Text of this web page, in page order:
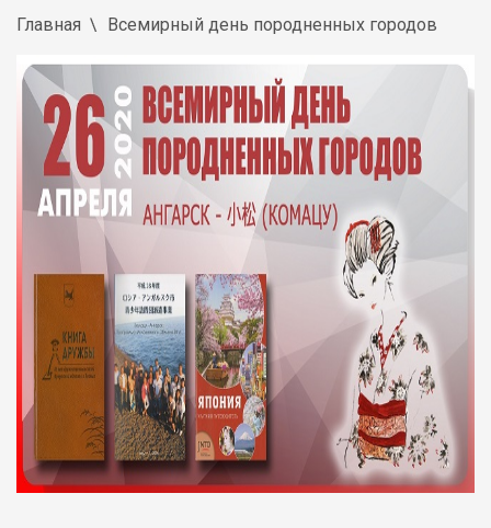
Главная Всемирный день породненных городов